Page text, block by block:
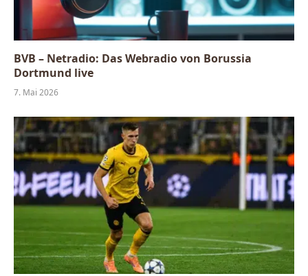
BVB – Netradio: Das Webradio von Borussia
Dortmund live
7. Mai 2026